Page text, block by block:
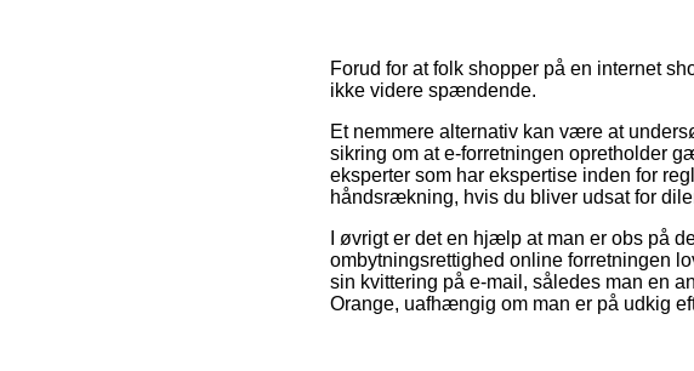
Forud for at folk shopper på en internet
ikke videre spændende.
Et nemmere alternativ kan være at
sikring om at e-forretningen opretholder
eksperter som har ekspertise inden for
håndsrækning, hvis du bliver udsat for
I øvrigt er det en hjælp at man er obs på
ombytningsrettighed online forretningen
sin kvittering på e-mail, således man en
Orange, uafhængig om man er på udkig